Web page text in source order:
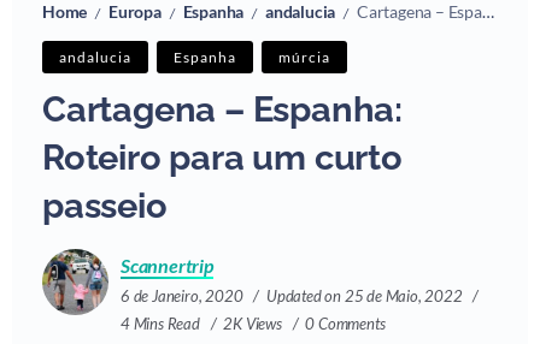
Home / Europa / Espanha / andalucia / Cartagena – Espanha: Roteiro para um curto passeio
andalucia Espanha múrcia
Cartagena – Espanha:
Roteiro para um curto
passeio
Scannertrip
6 de Janeiro, 2020
Updated on 25 de Maio, 2022
4 Mins Read
2K Views 0 Comments